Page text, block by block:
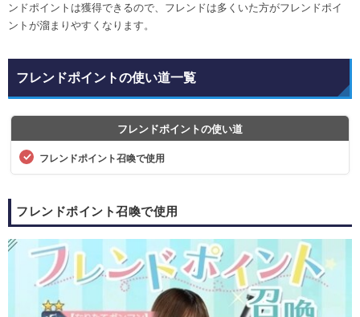
ンドポイントは獲得できるので、フレンドは多くいた方がフレンドポイ
ントが溜まりやすくなります。
フレンドポイントの使い道一覧
フレンドポイントの使い道
フレンドポイント召喚で使用
フレンドポイント召喚で使用